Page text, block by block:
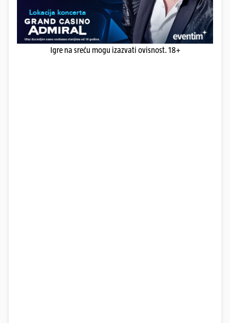
Igre na sreću mogu izazvati ovisnost. 18+